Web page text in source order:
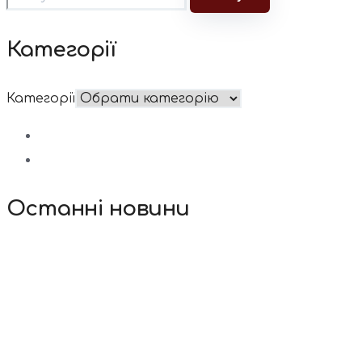
Категорії
Категорії
Останні новини